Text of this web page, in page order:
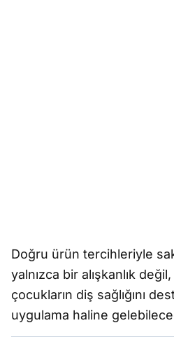
Doğru ürün tercihleriyle
yalnızca bir alışkanlık
çocukların diş sağlığını
uygulama haline